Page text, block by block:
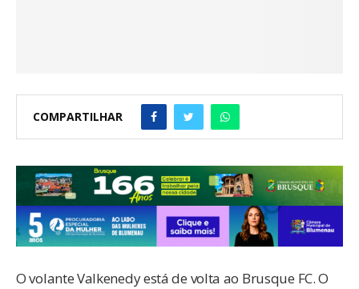
COMPARTILHAR
O volante Valkenedy está de volta ao Brusque FC. O